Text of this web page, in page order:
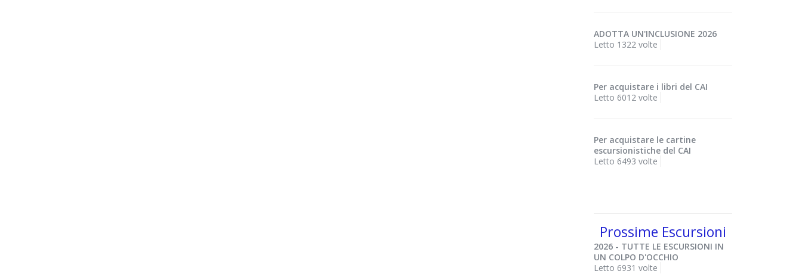
ADOTTA UN'INCLUSIONE 2026
Letto 1322 volte
Per acquistare i libri del CAI
Letto 6012 volte
Per acquistare le cartine
escursionistiche del CAI
Letto 6493 volte
Prossime Escursioni
2026 - TUTTE LE ESCURSIONI IN
UN COLPO D'OCCHIO
Letto 6931 volte